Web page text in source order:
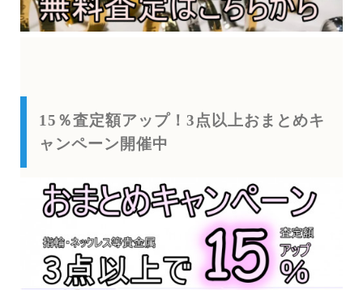
15％査定額アップ！3点以上おまとめキ
ャンペーン開催中